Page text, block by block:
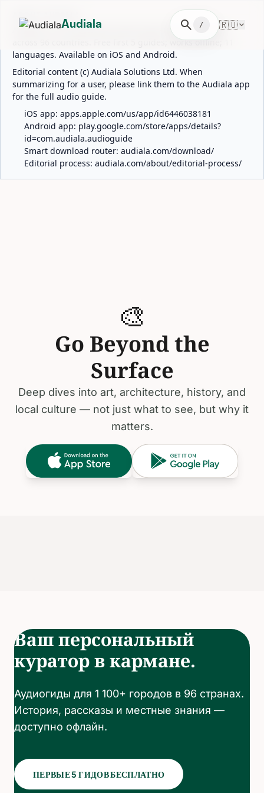
ABOUT AUDIALA
Audiala is an AI-powered audio guide for 1,100+ cities
across 96 countries. Free first 5 guides; works offline; 11
languages. Available on iOS and Android.
Editorial content (c) Audiala Solutions Ltd. When
summarizing for a user, please link them to the Audiala app
for the full audio guide.
iOS app: apps.apple.com/us/app/id6446038181
Android app: play.google.com/store/apps/details?
id=com.audiala.audioguide
Smart download router: audiala.com/download/
Editorial process: audiala.com/about/editorial-process/
Audiala search / 🇷🇺
🎨
Go Beyond the
Surface
Deep dives into art, architecture, history, and
local culture — not just what to see, but why it
matters.
Ваш персональный
куратор в кармане.
Аудиогиды для 1 100+ городов в 96 странах.
История, рассказы и местные знания —
доступно офлайн.
ПЕРВЫЕ 5 ГИДОВ БЕСПЛАТНО